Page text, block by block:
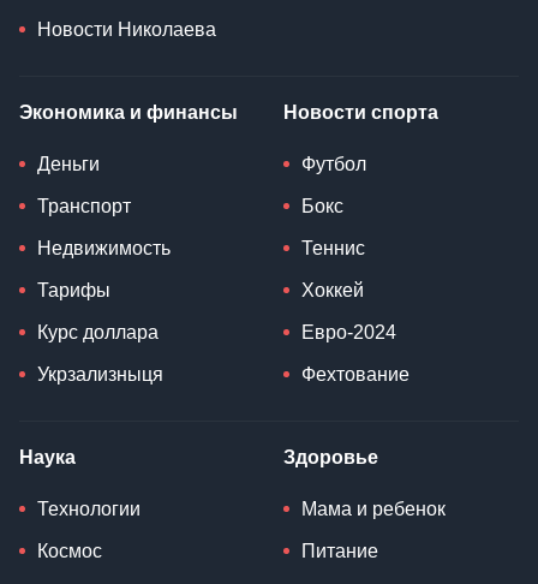
Новости Николаева
Экономика и финансы
Деньги
Транспорт
Недвижимость
Тарифы
Курс доллара
Укрзализныця
Новости спорта
Футбол
Бокс
Теннис
Хоккей
Евро-2024
Фехтование
Наука
Технологии
Космос
Здоровье
Мама и ребенок
Питание